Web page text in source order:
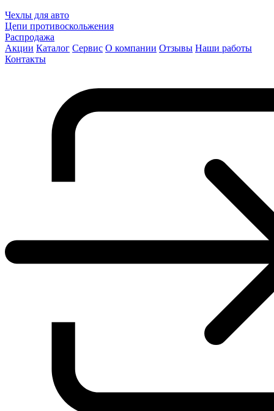
Чехлы для авто
Цепи противоскольжения
Распродажа
Акции Каталог Сервис О компании Отзывы Наши работы
Контакты